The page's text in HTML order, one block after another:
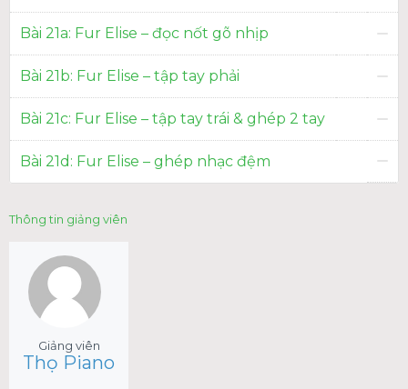
Bài 21a: Fur Elise – đọc nốt gõ nhịp
Bài 21b: Fur Elise – tập tay phải
Bài 21c: Fur Elise – tập tay trái & ghép 2 tay
Bài 21d: Fur Elise – ghép nhạc đệm
Thông tin giảng viên
Giảng viên
Thọ Piano